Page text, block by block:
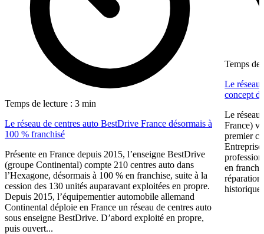
Temps de lecture : 3 min
Le réseau de centres auto BestDrive France désormais à
100 % franchisé
Présente en France depuis 2015, l’enseigne BestDrive
(groupe Continental) compte 210 centres auto dans
l’Hexagone, désormais à 100 % en franchise, suite à la
cession des 130 unités auparavant exploitées en propre.
Depuis 2015, l’équipementier automobile allemand
Continental déploie en France un réseau de centres auto
sous enseigne BestDrive. D’abord exploité en propre,
puis ouvert...
Temps de
Le réseau
concept
Le réseau
France)
premier
en
historique